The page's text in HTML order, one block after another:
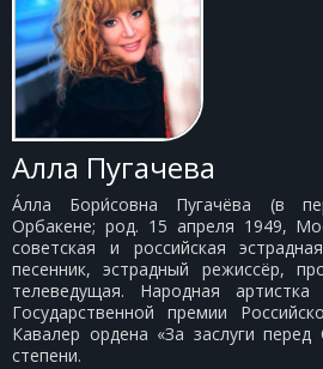
Алла Пугачева
А́лла Бори́совна Пугачёва (в
Орбакене; род. 15 апреля 1949,
советская и российская
песенник, эстрадный режиссёр,
телеведущая. Народная
Государственной премии
Кавалер ордена «За заслуги
степени.